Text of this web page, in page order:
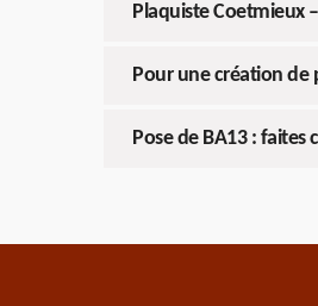
Plaquiste Coetmieux
Pour une création de
Pose de BA13 :